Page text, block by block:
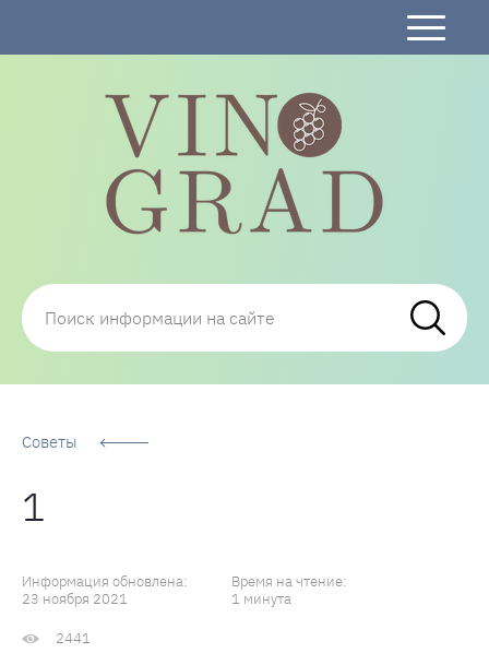
Сорта Винограда: описание, фото, отзывы,
технологии посадки и ухода
Советы
1
Информация обновлена:
23 ноября 2021
Время на чтение:
1 минута
2441